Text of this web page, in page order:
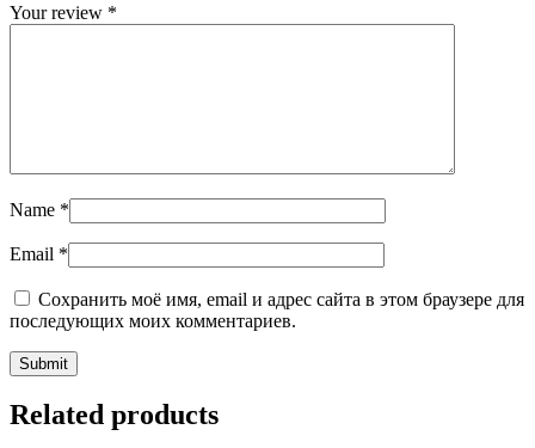
Your review *
Name *
Email *
Сохранить моё имя, email и адрес сайта в этом браузере для
последующих моих комментариев.
Related products